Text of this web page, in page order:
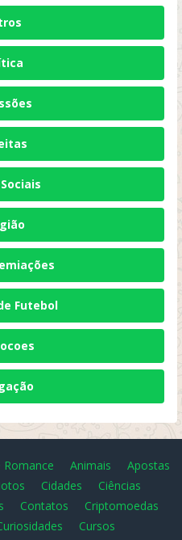
Futebol
Animais
Apostas
Cidades
Ciências
Contatos
Criptomoedas
Cursos